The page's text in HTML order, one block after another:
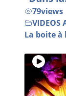
79views
VIDEOS
La boite à